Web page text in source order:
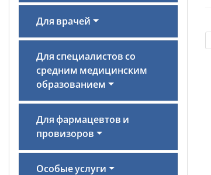
Для врачей
Для специалистов со
средним медицинским
образованием
Для фармацевтов и
провизоров
Особые услуги